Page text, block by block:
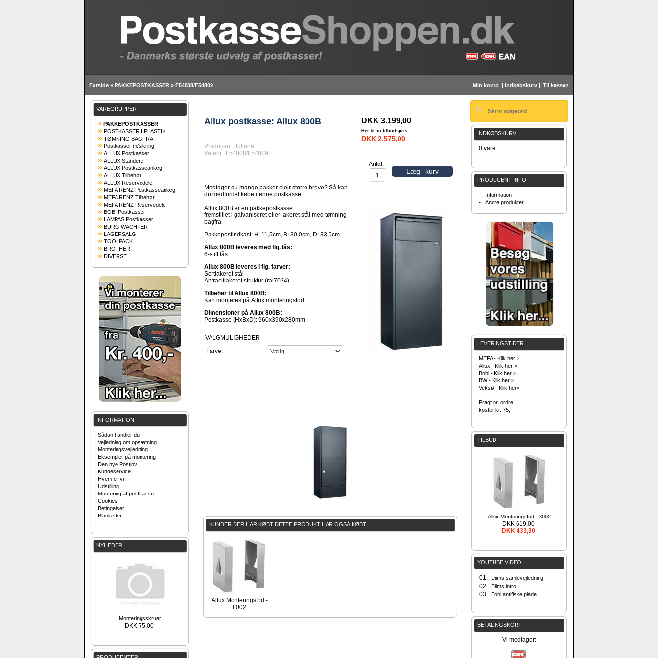
Forside » PAKKEPOSTKASSER » F54808/F54809 Min konto | Indkøbskurv | Til kassen
VAREGRUPPER
PAKKEPOSTKASSER
POSTKASSER I PLASTIK
TØMNING BAGFRA
Postkasser m/sikring
ALLUX Postkasser
ALLUX Standere
ALLUX Postkasseanlæg
ALLUX Tilbehør
ALLUX Reservedele
MEFA RENZ Postkasseanlæg
MEFA RENZ Tilbehør
MEFA RENZ Reservedele
BOBI Postkasser
LAMPAS Postkasser
BURG WÄCHTER
LAGERSALG
TOOLPACK
BROTHER
DIVERSE
INFORMATION
Sådan handler du
Vejledning om opsætning
Monteringsvejledning
Eksempler på montering
Den nye Postlov
Kundeservice
Hvem er vi
Udstilling
Montering af postkasse
Cookies
Betingelser
Blanketter
NYHEDER
Monteringsskruer
DKK 75,00
Allux postkasse: Allux 800B
Producent: Juliana
Varenr.: F54808/F54809
Modtager du mange pakker elelr større breve? Så kan
du medfordel købe denne postkasse.
Allux 800B er en pakkepostkasse
fremstillet i galvaniseret eller lakeret stål med tømning
bagfra
Pakkepostindkast: H: 11,5cm, B: 30,0cm, D: 33,0cm
Allux 800B leveres med flg. lås:
6-stift lås
Allux 800B leveres i flg. farver:
Sortlakeret stål
Antracitlakeret struktur (ral7024)
Tilbehør til Allux 800B:
Kan monteres på Allux monteringsfod
Dimensioner på Allux 800B:
Postkasse (HxBxD): 960x390x280mm
VALGMULIGHEDER
Farve:
DKK 3.199,00
Her & nu tilbudspris
DKK 2.575,00
Antal:
Læg i kurv
KUNDER DER HAR KØBT DETTE PRODUKT HAR OGSÅ KØBT
Allux Monteringsfod -
8002
INDKØBSKURV
0 vare
PRODUCENT INFO
- Information
- Andre produkter
LEVERINGSTIDER
MEFA - Klik her >
Allux - Klik her >
Bobi - Klik her >
BW - Klik her >
Veksø - Klik her>
Fragt pr. ordre
koster kr. 75,-
TILBUD
Allux Monteringsfod - 8002
DKK 619,00
DKK 433,30
YOUTUBE VIDEO
01. Diims samlevejledning
02. Diims intro
03. Bobi antifiske plade
BETALINGSKORT
Vi modtager: